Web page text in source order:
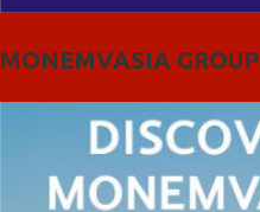
MONEMVASIA GROUP